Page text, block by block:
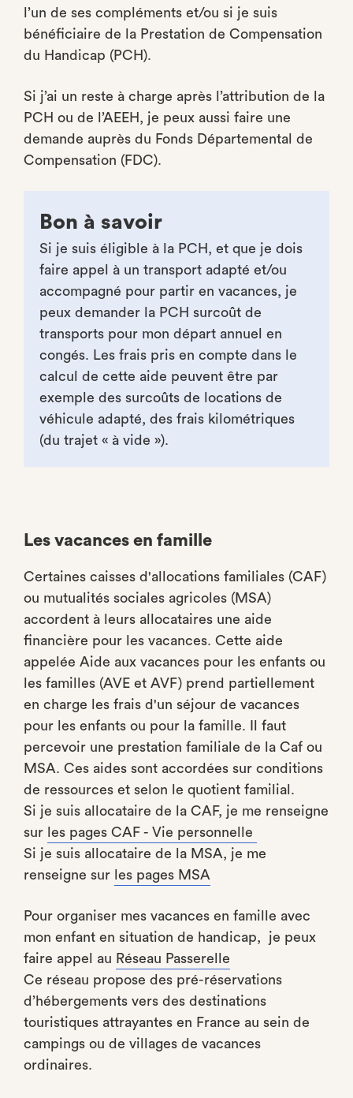
l’un de ses compléments et/ou si je suis
bénéficiaire de la Prestation de Compensation
du Handicap (PCH).
Si j’ai un reste à charge après l’attribution de la
PCH ou de l’AEEH, je peux aussi faire une
demande auprès du Fonds Départemental de
Compensation (FDC).
Bon à savoir
Si je suis éligible à la PCH, et que je dois
faire appel à un transport adapté et/ou
accompagné pour partir en vacances, je
peux demander la PCH surcoût de
transports pour mon départ annuel en
congés. Les frais pris en compte dans le
calcul de cette aide peuvent être par
exemple des surcoûts de locations de
véhicule adapté, des frais kilométriques
(du trajet « à vide »).
Les vacances en famille
Certaines caisses d'allocations familiales (CAF)
ou mutualités sociales agricoles (MSA)
accordent à leurs allocataires une aide
financière pour les vacances. Cette aide
appelée Aide aux vacances pour les enfants ou
les familles (AVE et AVF) prend partiellement
en charge les frais d'un séjour de vacances
pour les enfants ou pour la famille. Il faut
percevoir une prestation familiale de la Caf ou
MSA. Ces aides sont accordées sur conditions
de ressources et selon le quotient familial.
Si je suis allocataire de la CAF, je me renseigne
sur les pages CAF - Vie personnelle
Si je suis allocataire de la MSA, je me
renseigne sur les pages MSA
Pour organiser mes vacances en famille avec
mon enfant en situation de handicap, je peux
faire appel au Réseau Passerelle
Ce réseau propose des pré-réservations
d’hébergements vers des destinations
touristiques attrayantes en France au sein de
campings ou de villages de vacances
ordinaires.